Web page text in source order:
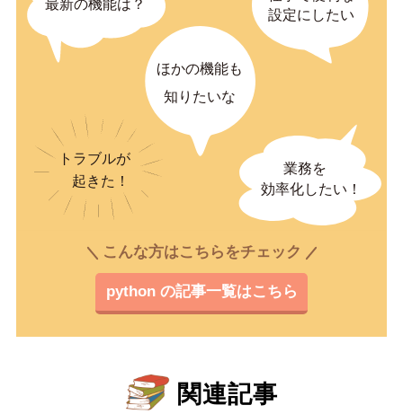
こんな方はこちらをチェック
python の記事一覧はこちら
関連記事